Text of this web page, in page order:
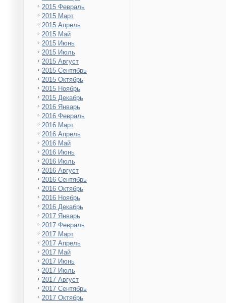
2015 Февраль
2015 Март
2015 Апрель
2015 Май
2015 Июнь
2015 Июль
2015 Август
2015 Сентябрь
2015 Октябрь
2015 Ноябрь
2015 Декабрь
2016 Январь
2016 Февраль
2016 Март
2016 Апрель
2016 Май
2016 Июнь
2016 Июль
2016 Август
2016 Сентябрь
2016 Октябрь
2016 Ноябрь
2016 Декабрь
2017 Январь
2017 Февраль
2017 Март
2017 Апрель
2017 Май
2017 Июнь
2017 Июль
2017 Август
2017 Сентябрь
2017 Октябрь